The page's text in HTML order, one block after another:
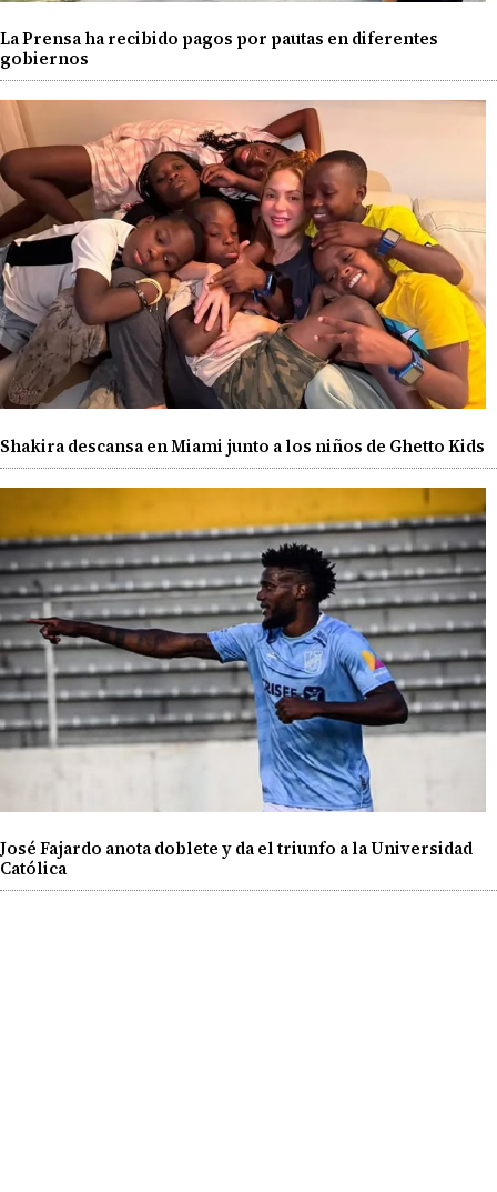
La Prensa ha recibido pagos por pautas en diferentes
gobiernos
Shakira descansa en Miami junto a los niños de Ghetto Kids
José Fajardo anota doblete y da el triunfo a la Universidad
Católica